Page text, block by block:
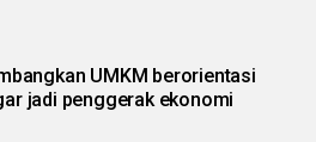
UMKM berorientasi
jadi penggerak ekonomi